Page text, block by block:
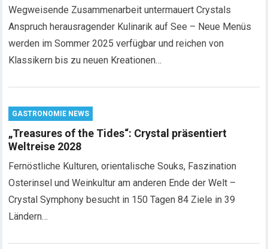
Wegweisende Zusammenarbeit untermauert Crystals
Anspruch herausragender Kulinarik auf See – Neue Menüs
werden im Sommer 2025 verfügbar und reichen von
Klassikern bis zu neuen Kreationen…
GASTRONOMIE NEWS
„Treasures of the Tides“: Crystal präsentiert
Weltreise 2028
Fernöstliche Kulturen, orientalische Souks, Faszination
Osterinsel und Weinkultur am anderen Ende der Welt –
Crystal Symphony besucht in 150 Tagen 84 Ziele in 39
Ländern…